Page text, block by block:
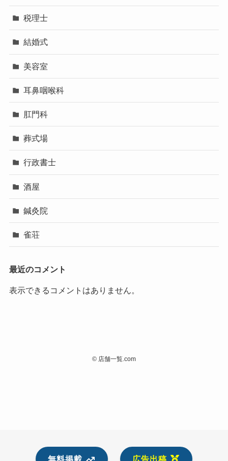
税理士
結婚式
美容室
耳鼻咽喉科
肛門科
葬式場
行政書士
酒屋
鍼灸院
雀荘
最近のコメント
表示できるコメントはありません。
© 店舗一覧.com
無料掲載 広告出稿